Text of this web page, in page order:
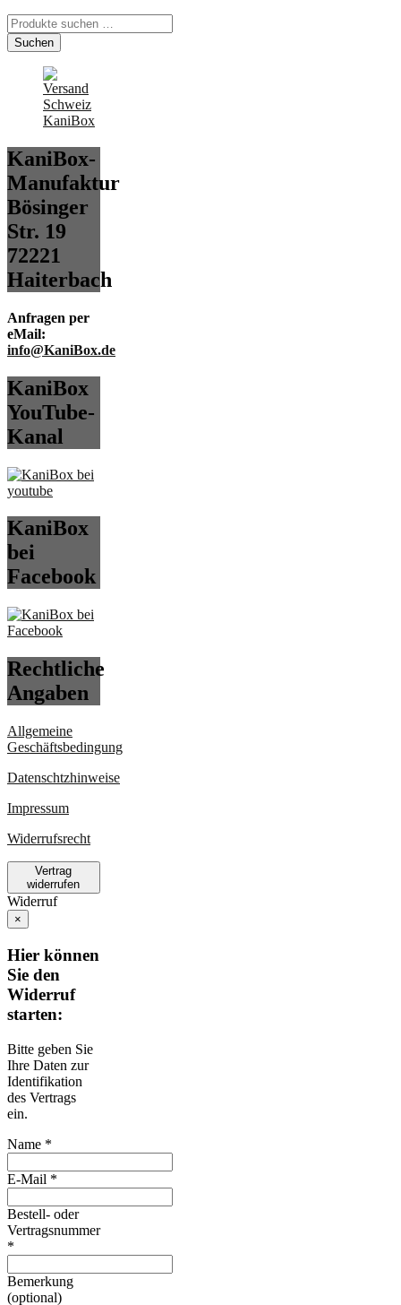
Suchen
nach:
Suchen
KaniBox-
Manufaktur
Bösinger
Str. 19
72221
Haiterbach
Anfragen per
eMail:
info@KaniBox.de
KaniBox
YouTube-
Kanal
KaniBox
bei
Facebook
Rechtliche
Angaben
Allgemeine
Geschäftsbedingung
Datenschtzhinweise
Impressum
Widerrufsrecht
Vertrag
widerrufen
Widerruf
×
Hier können
Sie den
Widerruf
starten:
Bitte geben Sie
Ihre Daten zur
Identifikation
des Vertrags
ein.
Name *
E-Mail *
Bestell- oder
Vertragsnummer
*
Bemerkung
(optional)